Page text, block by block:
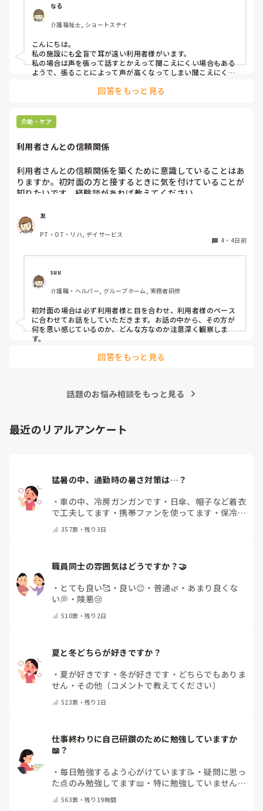
みなさんの職場で、このような方と関わる際に工夫している
ことや、喉に負担をかけずに意思疎通ができる良い方法など
よろしくお願いします。
なる
介護福祉士, ショートステイ
こんにちは。
私の施設にも全盲で耳が遠い利用者様がいます。
私の場合は声を張って話すとかえって聞こえにくい場合もある
ようで、張ることによって声が高くなってしまい聞こえにくい
回答をもっと見る
介助・ケア
利用者さんとの信頼関係
利用者さんとの信頼関係を築くために意識していることはあ
りますか。初対面の方と接するときに気を付けていることが
知りたいです。経験談があれば教えてください。
友
PT・OT・リハ, デイサービス
4 ・ 4日前
suu
介護職・ヘルパー, グループホーム, 実務者研修
初対面の場合は必ず利用者様と目を合わせ、利用者様のペース
に合わせてお話をしていただきます。お話の中から、その方が
何を思い感じているのか、どんな方なのか注意深く観察しま
す。
回答をもっと見る
話題のお悩み相談をもっと見る
最近のリアルアンケート
猛暑の中、通勤時の暑さ対策は…？
・車の中、冷房ガンガンです ・ 日傘、帽子など着衣
で工夫してます ・携帯ファンを使ってます ・ 保冷剤
ん ・ その他（コメントで教えて下さい）
357票・残り3日
職員同士の雰囲気はどうですか？🤝
・ とても良い🥰 ・ 良い😊 ・ 普通🌿 ・ あまり良くな
い💭 ・ 険悪😢
510票・残り2日
夏と冬どちらが好きですか？
・ 夏が好きです ・冬が好きです ・ どちらでもありま
せん ・ その他（コメントで教えてください）
523票・残り1日
仕事終わりに自己研鑽のために勉強していますか
📖？
・ 毎日勉強するよう心がけています📝 ・疑問に思っ
た点のみ勉強してます📖 ・ 特に勉強していません・
563票・残り19時間